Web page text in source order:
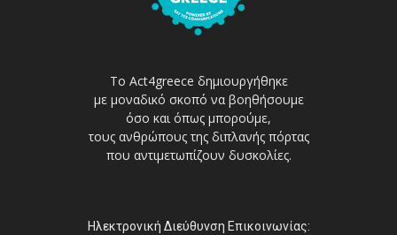
Το Act4greece δημιουργήθηκε
με μοναδικό σκοπό να βοηθήσουμε
όσο και όπως μπορούμε,
τους ανθρώπους της διπλανής πόρτας
που αντιμετωπίζουν δυσκολίες.
Ηλεκτρονική Διεύθυνση Επικοινωνίας: